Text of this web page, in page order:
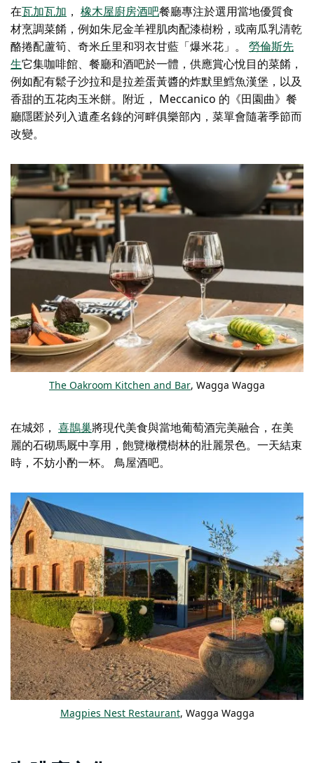
在瓦加瓦加 ， 橡木屋廚房酒吧餐廳專注於選用當地優質食
材烹調菜餚，例如朱尼金羊裡肌肉配漆樹粉，或南瓜乳清乾
酪捲配蘆筍、奇米丘里和羽衣甘藍「爆米花」。 勞倫斯先
生它集咖啡館、餐廳和酒吧於一體，供應賞心悅目的菜餚，
例如配有鬆子沙拉和是拉差蛋黃醬的炸默里鱈魚漢堡，以及
香甜的五花肉玉米餅。附近， Meccanico 的《田園曲》 餐
廳隱匿於列入遺產名錄的河畔俱樂部內，菜單會隨著季節而
改變。
The Oakroom Kitchen and Bar, Wagga Wagga
在城郊， 喜鵲巢將現代美食與當地葡萄酒完美融合，在美
麗的石砌馬厩中享用，飽覽橄欖樹林的壯麗景色。一天結束
時，不妨小酌一杯。 鳥屋酒吧。
Magpies Nest Restaurant, Wagga Wagga